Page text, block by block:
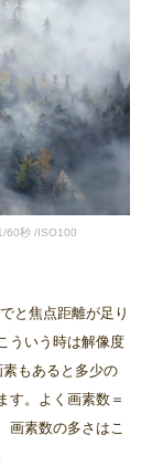
60秒 /ISO100
と焦点距離が足り
ういう時は解像度
もあると多少の
す。よく画素数＝
画素数の多さはこ